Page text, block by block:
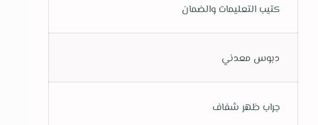
كتيب التعليمات والضمان
دبوس معدني
جراب ظهر شفاف